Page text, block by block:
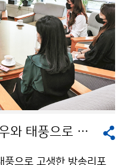
올여름 기록적인 집중호우와 태풍으로 고생한 방송리포터 초청 격려
풍으로 고생한 방송리포